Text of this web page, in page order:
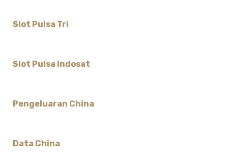
Slot Pulsa Tri
Slot Pulsa Indosat
Pengeluaran China
Data China